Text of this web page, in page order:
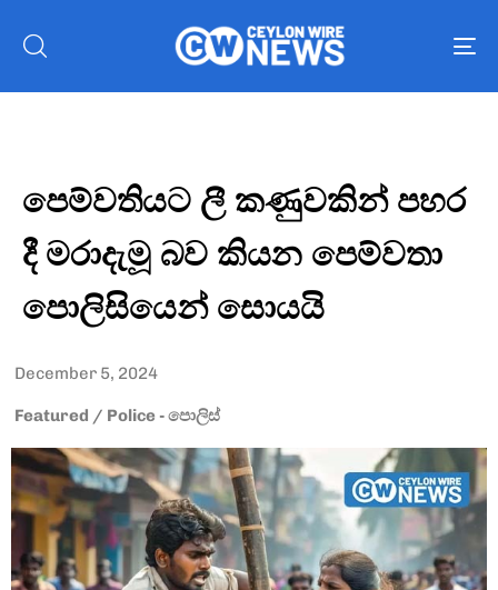
Type and hit enter
පෙම්වතියට ලී කණුවකින් පහර
දී මරාදැමූ බව කියන පෙම්වතා
පොලිසියෙන් සොයයි
December 5, 2024
Featured / Police - පොලිස්